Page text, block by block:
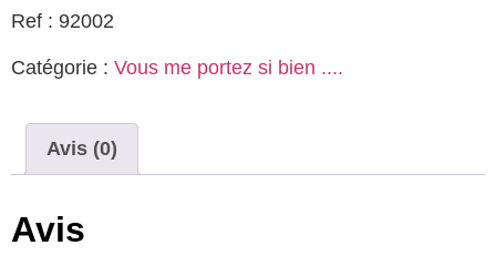
Ref : 92002
Catégorie : Vous me portez si bien ....
Avis (0)
Avis